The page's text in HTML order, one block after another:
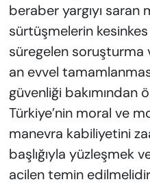
beraber yargıyı saran
sürtüşmelerin kesinkes
süregelen soruşturma
an evvel
güvenliği bakımından
Türkiye’nin moral ve
manevra kabiliyetini
başlığıyla yüzleşmek
acilen temin